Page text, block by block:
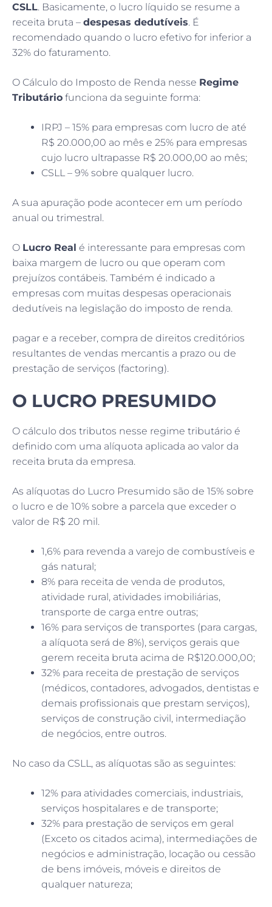
CSLL. Basicamente, o lucro líquido se resume a
receita bruta – despesas dedutíveis. É
recomendado quando o lucro efetivo for inferior a
32% do faturamento.
O Cálculo do Imposto de Renda nesse Regime
Tributário funciona da seguinte forma:
IRPJ – 15% para empresas com lucro de até
R$ 20.000,00 ao mês e 25% para empresas
cujo lucro ultrapasse R$ 20.000,00 ao mês;
CSLL – 9% sobre qualquer lucro.
A sua apuração pode acontecer em um período
anual ou trimestral.
O Lucro Real é interessante para empresas com
baixa margem de lucro ou que operam com
prejuízos contábeis. Também é indicado a
empresas com muitas despesas operacionais
dedutíveis na legislação do imposto de renda.
pagar e a receber, compra de direitos creditórios
resultantes de vendas mercantis a prazo ou de
prestação de serviços (factoring).
O LUCRO PRESUMIDO
O cálculo dos tributos nesse regime tributário é
definido com uma alíquota aplicada ao valor da
receita bruta da empresa.
As alíquotas do Lucro Presumido são de 15% sobre
o lucro e de 10% sobre a parcela que exceder o
valor de R$ 20 mil.
1,6% para revenda a varejo de combustíveis e
gás natural;
8% para receita de venda de produtos,
atividade rural, atividades imobiliárias,
transporte de carga entre outras;
16% para serviços de transportes (para cargas,
a alíquota será de 8%), serviços gerais que
gerem receita bruta acima de R$120.000,00;
32% para receita de prestação de serviços
(médicos, contadores, advogados, dentistas e
demais profissionais que prestam serviços),
serviços de construção civil, intermediação
de negócios, entre outros.
No caso da CSLL, as alíquotas são as seguintes:
12% para atividades comerciais, industriais,
serviços hospitalares e de transporte;
32% para prestação de serviços em geral
(Exceto os citados acima), intermediações de
negócios e administração, locação ou cessão
de bens imóveis, móveis e direitos de
qualquer natureza;